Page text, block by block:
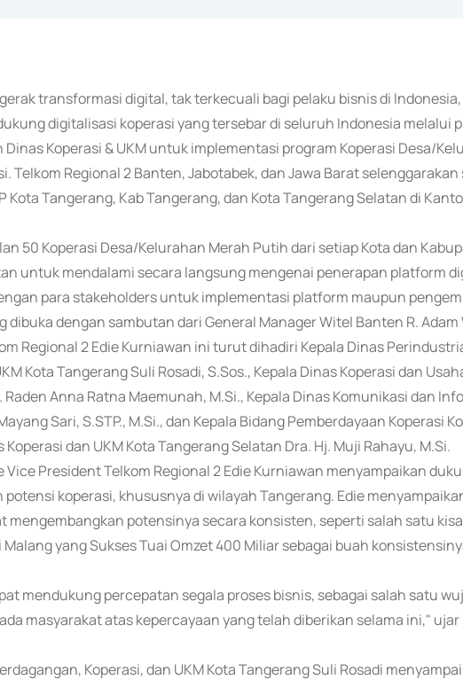
transformasi digital, tak terkecuali bagi pelaku bisnis di Indonesia,
digitalisasi koperasi yang tersebar di seluruh Indonesia melalui
Koperasi & UKM untuk implementasi program Koperasi Desa/
Telkom Regional 2 Banten, Jabotabek, dan Jawa Barat selenggarakan
Tangerang, Kab Tangerang, dan Kota Tangerang Selatan di
50 Koperasi Desa/Kelurahan Merah Putih dari setiap Kota dan
untuk mendalami secara langsung mengenai penerapan platform
para stakeholders untuk implementasi platform maupun
dibuka dengan sambutan dari General Manager Witel Banten R. Adam
Regional 2 Edie Kurniawan ini turut dihadiri Kepala Dinas
Kota Tangerang Suli Rosadi, S.Sos., Kepala Dinas Koperasi dan
Anna Ratna Maemunah, M.Si., Kepala Dinas Komunikasi dan
Sari, S.STP., M.Si., dan Kepala Bidang Pemberdayaan Koperasi
dan UKM Kota Tangerang Selatan Dra. Hj. Muji Rahayu, M.Si.
President Telkom Regional 2 Edie Kurniawan menyampaikan
koperasi, khususnya di wilayah Tangerang. Edie
mengembangkan potensinya secara konsisten, seperti salah satu
Malang yang Sukses Tuai Omzet 400 Miliar sebagai buah
mendukung percepatan segala proses bisnis, sebagai salah satu
masyarakat atas kepercayaan yang telah diberikan selama ini," ujar
Koperasi, dan UKM Kota Tangerang Suli Rosadi